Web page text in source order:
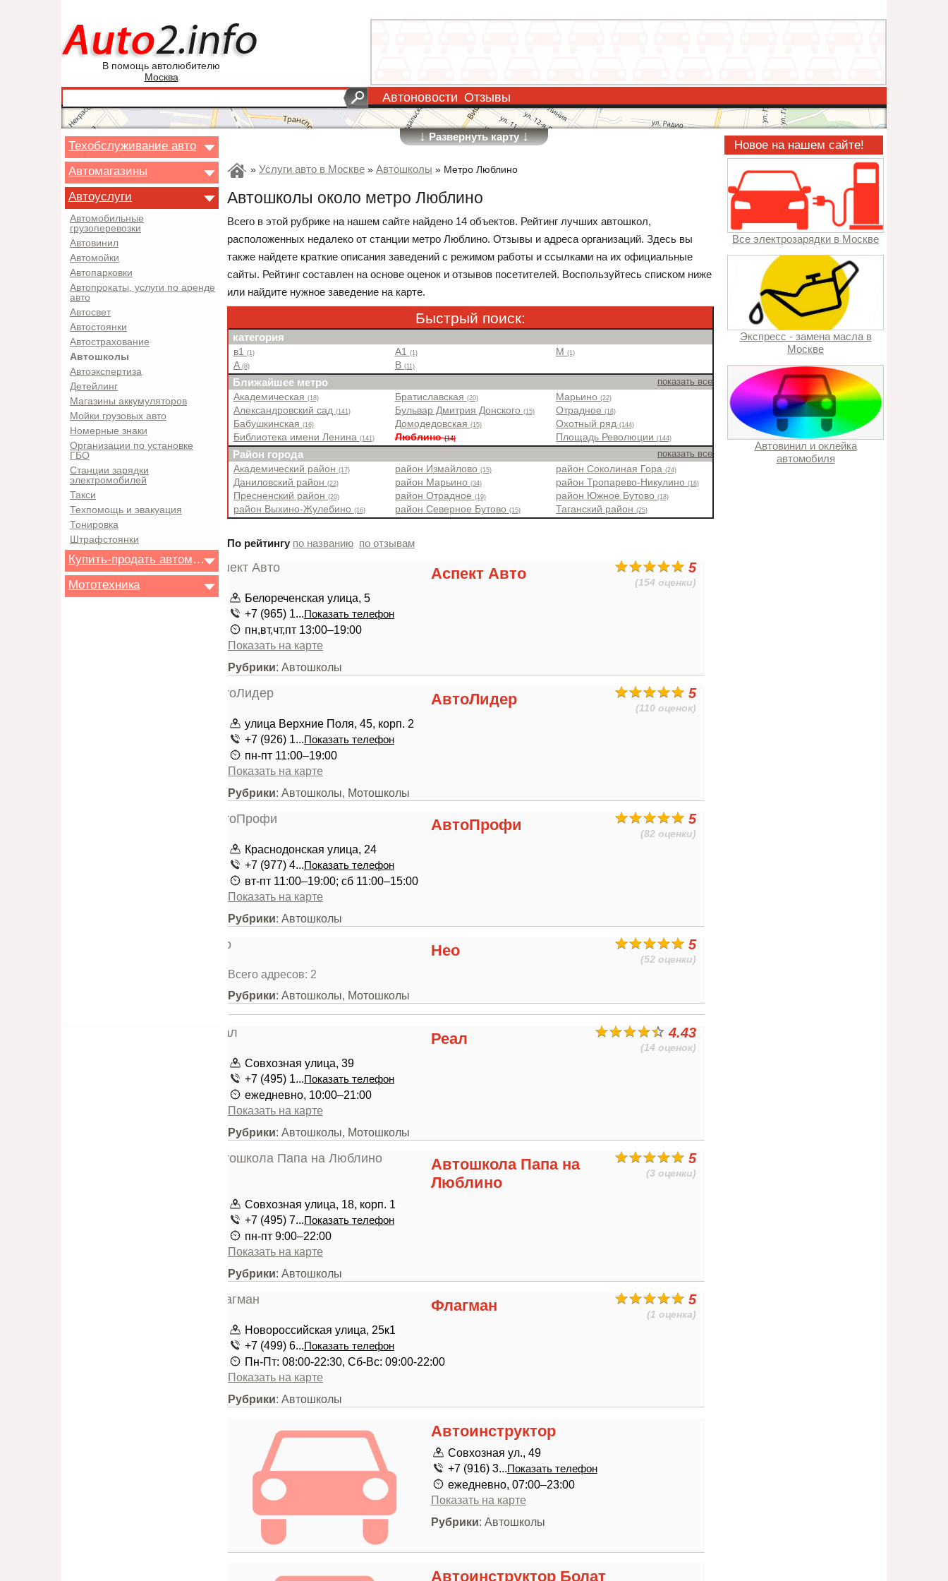
В помощь автолюбителю
Москва
Автоновости Отзывы
↓Развернуть карту↓
Техобслуживание авто
Автомагазины
Автоуслуги
Автомобильные
грузоперевозки
Автовинил
Автомойки
Автопарковки
Автопрокаты, услуги по аренде
авто
Автосвет
Автостоянки
Автострахование
Автошколы
Автоэкспертиза
Детейлинг
Магазины аккумуляторов
Мойки грузовых авто
Номерные знаки
Организации по установке
ГБО
Станции зарядки
электромобилей
Такси
Техпомощь и эвакуация
Тонировка
Штрафстоянки
Купить-продать автомобиль
Мототехника
» Услуги авто в Москве » Автошколы » Метро Люблино
Автошколы около метро Люблино
Всего в этой рубрике на нашем сайте найдено 14 объектов. Рейтинг лучших автошкол,
расположенных недалеко от станции метро Люблино. Отзывы и адреса организаций. Здесь вы
также найдете краткие описания заведений с режимом работы и ссылками на их официальные
сайты. Рейтинг составлен на основе оценок и отзывов посетителей. Воспользуйтесь списком ниже
или найдите нужное заведение на карте.
Быстрый поиск:
категория
в1 (1)
A (8)
A1 (1)
B (11)
M(1)
Ближайшее метро показать все
Академическая (18)
Александровский сад (141)
Бабушкинская (16)
Библиотека имени Ленина (141)
Братиславская (20)
Бульвар Дмитрия Донского (15)
Домодедовская (15)
Люблино(14)
Марьино(22)
Отрадное(18)
Охотный ряд(144)
Площадь Революции(144)
Район города показать все
Академический район (17)
Даниловский район (22)
Пресненский район (20)
район Выхино-Жулебино (16)
район Измайлово (15)
район Марьино (34)
район Отрадное (19)
район Северное Бутово (15)
район Соколиная Гора(24)
район Тропарево-Никулино(18)
район Южное Бутово(18)
Таганский район(25)
По рейтингу по названию по отзывам
5
(154 оценки)
Аспект Авто
Белореченская улица, 5
+7 (965) 1...Показать телефон
пн,вт,чт,пт 13:00–19:00
Показать на карте
Рубрики: Автошколы
5
(110 оценок)
АвтоЛидер
улица Верхние Поля, 45, корп. 2
+7 (926) 1...Показать телефон
пн-пт 11:00–19:00
Показать на карте
Рубрики: Автошколы, Мотошколы
5
(82 оценки)
АвтоПрофи
Краснодонская улица, 24
+7 (977) 4...Показать телефон
вт-пт 11:00–19:00; сб 11:00–15:00
Показать на карте
Рубрики: Автошколы
5
(52 оценки)
Нео
Всего адресов: 2
Рубрики: Автошколы, Мотошколы
4.43
(14 оценок)
Реал
Совхозная улица, 39
+7 (495) 1...Показать телефон
ежедневно, 10:00–21:00
Показать на карте
Рубрики: Автошколы, Мотошколы
5
(3 оценки)
Автошкола Папа на
Люблино
Совхозная улица, 18, корп. 1
+7 (495) 7...Показать телефон
пн-пт 9:00–22:00
Показать на карте
Рубрики: Автошколы
5
(1 оценка)
Флагман
Новороссийская улица, 25к1
+7 (499) 6...Показать телефон
Пн-Пт: 08:00-22:30, Сб-Вс: 09:00-22:00
Показать на карте
Рубрики: Автошколы
Автоинструктор
Совхозная ул., 49
+7 (916) 3...Показать телефон
ежедневно, 07:00–23:00
Показать на карте
Рубрики: Автошколы
Автоинструктор Болат
Новое на нашем сайте!
Все электрозарядки в Москве
Экспресс - замена масла в
Москве
Автовинил и оклейка
автомобиля